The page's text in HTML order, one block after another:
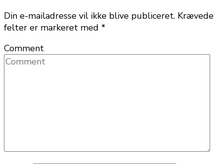
Din e-mailadresse vil ikke blive publiceret. Krævede
felter er markeret med *
Comment